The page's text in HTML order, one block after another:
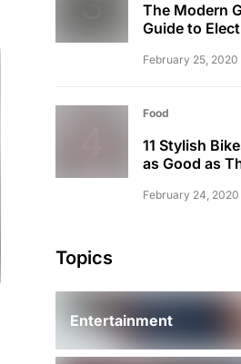
The Modern
Guide to
February 25, 2020
Food
11 Stylish
as Good as
February 24, 2020
Topics
Entertainment